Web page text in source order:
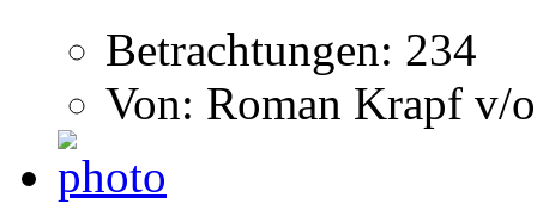
Betrachtungen: 234
Von: Roman Krapf v/